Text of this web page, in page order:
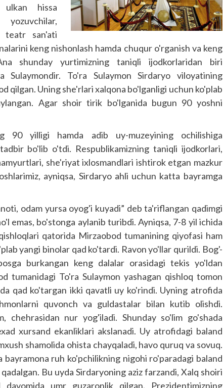
ulkan hissa
teatr san'ati
keng nishonlash hamda chuqur o'rganish va keng
shunday yurtimizning taniqli ijodkorlaridan biri
Sulaymondir. To'ra Sulaymon Sirdaryo viloyatining
qilgan. Uning she'rlari xalqona bo'lganligi uchun ko'plab
Agar shoir tirik bo'lganida bugun 90 yoshni
90 yilligi hamda adib uy-muzeyining ochilishiga
bo'lib o'tdi. Respublikamizning taniqli ijodkorlari,
she'riyat ixlosmandlari ishtirok etgan mazkur
ayniqsa, Sirdaryo ahli uchun katta bayramga
odam yursa oyog'i kuyadi” deb ta'riflangan qadimgi
emas, bo'stonga aylanib turibdi. Ayniqsa, 7-8 yil ichida
qatorida Mirzaobod tumanining qiyofasi ham
yangi binolar qad ko'tardi. Ravon yo'llar qurildi. Bog'-
burkangan keng dalalar orasidagi tekis yo'ldan
tumanidagi To'ra Sulaymon yashagan qishloq tomon
qad ko'targan ikki qavatli uy ko'rindi. Uyning atrofida
quvonch va guldastalar bilan kutib olishdi.
chehrasidan nur yog'iladi. Shunday so'lim go'shada
xursand ekanliklari akslanadi. Uy atrofidagi baland
shamolida ohista chayqaladi, havo quruq va sovuq.
bayramona ruh ko'pchilikning nigohi ro'paradagi baland
Bu uyda Sirdaryoning aziz farzandi, Xalq shoiri
umr guzaronlik qilgan. Prezidentimizning